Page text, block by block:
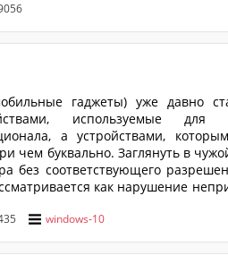
Подобная
по душе, приведена не просто
гаджеты) уже давно
используемые для
а устройствами,
чем буквально. Заглянуть в
без соответствующего
как нарушение
и Уголовный Кодекс РФ).
характер, хранимые на
windows-10